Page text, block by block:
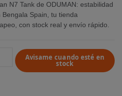
N7 Tank de ODUMAN: estabilidad
Spain, tu tienda
con stock real y envío rápido.
Avisame cuando esté en
stock